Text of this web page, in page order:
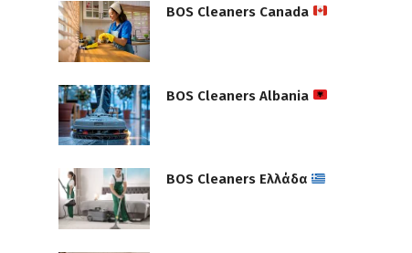
BOS Cleaners Canada
BOS Cleaners Albania
BOS Cleaners Ελλάδα